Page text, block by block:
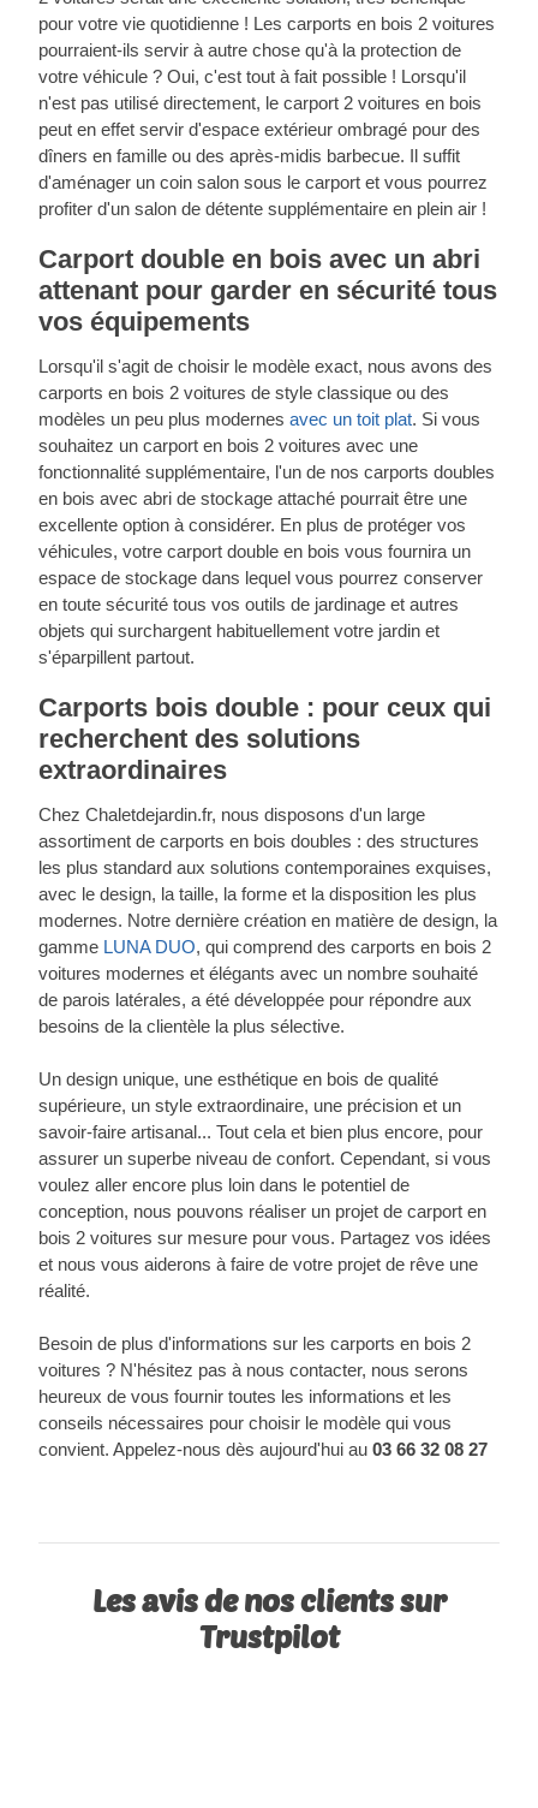
pour votre vie quotidienne ! Les carports en bois 2 voitures
pourraient-ils servir à autre chose qu'à la protection de
votre véhicule ? Oui, c'est tout à fait possible ! Lorsqu'il
n'est pas utilisé directement, le carport 2 voitures en bois
peut en effet servir d'espace extérieur ombragé pour des
dîners en famille ou des après-midis barbecue. Il suffit
d'aménager un coin salon sous le carport et vous pourrez
profiter d'un salon de détente supplémentaire en plein air !
Carport double en bois avec un abri
attenant pour garder en sécurité tous
vos équipements
Lorsqu'il s'agit de choisir le modèle exact, nous avons des
carports en bois 2 voitures de style classique ou des
modèles un peu plus modernes avec un toit plat. Si vous
souhaitez un carport en bois 2 voitures avec une
fonctionnalité supplémentaire, l'un de nos carports doubles
en bois avec abri de stockage attaché pourrait être une
excellente option à considérer. En plus de protéger vos
véhicules, votre carport double en bois vous fournira un
espace de stockage dans lequel vous pourrez conserver
en toute sécurité tous vos outils de jardinage et autres
objets qui surchargent habituellement votre jardin et
s'éparpillent partout.
Carports bois double : pour ceux qui
recherchent des solutions
extraordinaires
Chez Chaletdejardin.fr, nous disposons d'un large
assortiment de carports en bois doubles : des structures
les plus standard aux solutions contemporaines exquises,
avec le design, la taille, la forme et la disposition les plus
modernes. Notre dernière création en matière de design, la
gamme LUNA DUO, qui comprend des carports en bois 2
voitures modernes et élégants avec un nombre souhaité
de parois latérales, a été développée pour répondre aux
besoins de la clientèle la plus sélective.
Un design unique, une esthétique en bois de qualité
supérieure, un style extraordinaire, une précision et un
savoir-faire artisanal... Tout cela et bien plus encore, pour
assurer un superbe niveau de confort. Cependant, si vous
voulez aller encore plus loin dans le potentiel de
conception, nous pouvons réaliser un projet de carport en
bois 2 voitures sur mesure pour vous. Partagez vos idées
et nous vous aiderons à faire de votre projet de rêve une
réalité.
Besoin de plus d'informations sur les carports en bois 2
voitures ? N'hésitez pas à nous contacter, nous serons
heureux de vous fournir toutes les informations et les
conseils nécessaires pour choisir le modèle qui vous
convient. Appelez-nous dès aujourd'hui au 03 66 32 08 27
Les avis de nos clients sur
Trustpilot